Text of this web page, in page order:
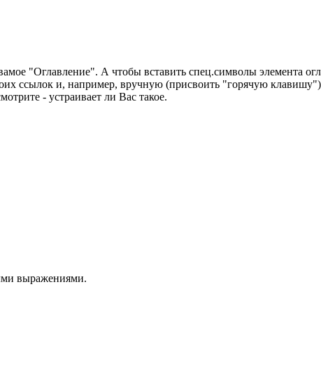
"Оглавление". А чтобы вставить спец.символы элемента
ссылок и, например, вручную (присвоить "горячую клавишу")
- устраивает ли Вас такое.
выражениями.